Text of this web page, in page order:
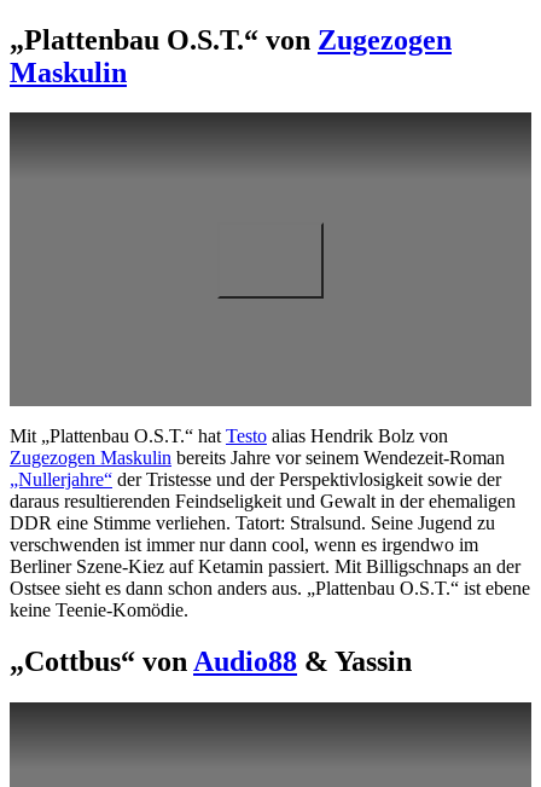
„Plattenbau O.S.T.“ von Zugezogen
Maskulin
Mit „Plattenbau O.S.T.“ hatTesto alias Hendrik Bolz von
Zugezogen Maskulin bereits Jahre vor seinem Wendezeit-Roman
„Nullerjahre“ der Tristesse und der Perspektivlosigkeit sowie der
daraus resultierenden Feindseligkeit und Gewalt in der ehemaligen
DDR eine Stimme verliehen. Tatort: Stralsund. Seine Jugend zu
verschwenden ist immer nur dann cool, wenn es irgendwo im
Berliner Szene-Kiez auf Ketamin passiert. Mit Billigschnaps an der
Ostsee sieht es dann schon anders aus. „Plattenbau O.S.T.“ ist ebene
keine Teenie-Komödie.
„Cottbus“ vonAudio88 & Yassin